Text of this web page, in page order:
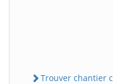
Trouver chantier